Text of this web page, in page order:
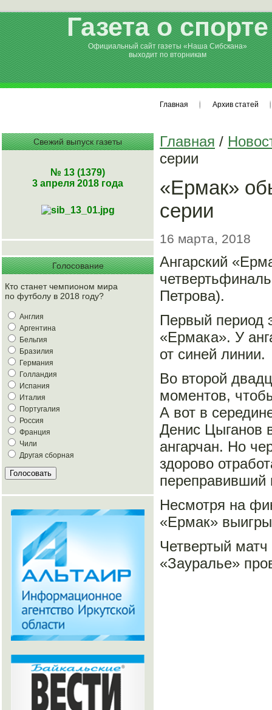
Газета о спорте
Официальный сайт газеты «Наша Сибскана»
выходит по вторникам
Главная Архив статей
Свежий выпуск газеты
№ 13 (1379)
3 апреля 2018 года
Голосование
Кто станет чемпионом мира
по футболу в 2018 году?
Англия
Аргентина
Бельгия
Бразилия
Германия
Голландия
Испания
Италия
Португалия
Россия
Франция
Чили
Другая сборная
Главная /
серии
«Ермак»
серии
16 марта, 2018
Ангарский
Петрова).
Первый период
«Ермака». У
от синей линии.
Во второй
моментов,
А вот в
Денис Цыганов
ангарчан. Но
здорово
переправивший
Несмотря на
«Ермак»
Четвертый матч
«Зауралье»